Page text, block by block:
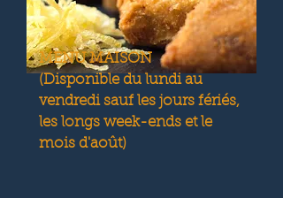
MENU MAISON
(Disponible du lundi au
vendredi sauf les jours fériés,
les longs week-ends et le
mois d'août)